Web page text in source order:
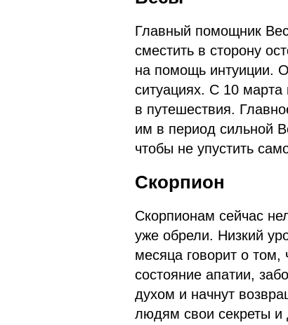
Главный помощник
сместить в сторону
на помощь интуиции.
ситуациях. С 10
в путешествия.
им в период сильной
чтобы не упустить
Скорпион
Скорпионам сейчас
уже обрели. Низкий
месяца говорит о том,
состояние апатии,
духом и начнут
людям свои секреты и